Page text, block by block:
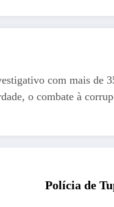
com mais de
o combate à
Polícia de